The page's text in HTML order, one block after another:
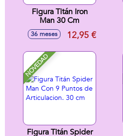
Figura Titán Iron
Man 30 Cm
36 meses 12,95 €
NOVEDAD
Figura Titán Spider